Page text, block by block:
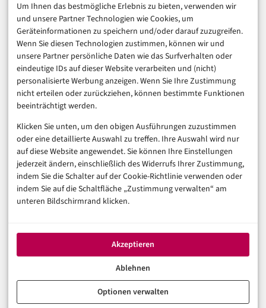
Um Ihnen das bestmögliche Erlebnis zu bieten, verwenden wir
und unsere Partner Technologien wie Cookies, um
Geräteinformationen zu speichern und/oder darauf zuzugreifen.
Wenn Sie diesen Technologien zustimmen, können wir und
unsere Partner persönliche Daten wie das Surfverhalten oder
eindeutige IDs auf dieser Website verarbeiten und (nicht)
personalisierte Werbung anzeigen. Wenn Sie Ihre Zustimmung
nicht erteilen oder zurückziehen, können bestimmte Funktionen
beeinträchtigt werden.
Klicken Sie unten, um den obigen Ausführungen zuzustimmen
oder eine detaillierte Auswahl zu treffen. Ihre Auswahl wird nur
auf diese Website angewendet. Sie können Ihre Einstellungen
jederzeit ändern, einschließlich des Widerrufs Ihrer Zustimmung,
indem Sie die Schalter auf der Cookie-Richtlinie verwenden oder
indem Sie auf die Schaltfläche „Zustimmung verwalten“ am
unteren Bildschirmrand klicken.
Akzeptieren
Ablehnen
Optionen verwalten
Consumer & Digital Life
Marketing
Finanzen & FinTech
Business & Karriere
Sicherheit & Recht
Digitalisierung
Marketing
Magazin
Unsere Redaktion
Werbeformate & Media Kit
Rechtliches
Datenschutzerklärung (EU)
Cookie-Richtlinie (EU)